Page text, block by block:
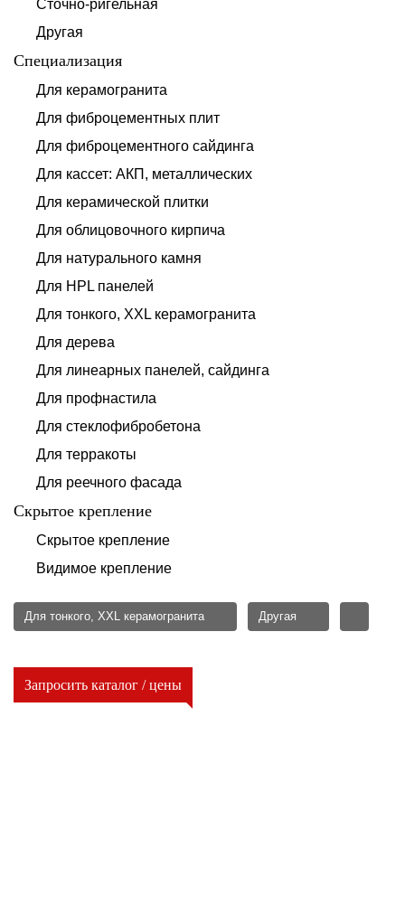
Сточно-ригельная
Другая
Специализация
Для керамогранита
Для фиброцементных плит
Для фиброцементного сайдинга
Для кассет: АКП, металлических
Для керамической плитки
Для облицовочного кирпича
Для натурального камня
Для HPL панелей
Для тонкого, XXL керамогранита
Для дерева
Для линеарных панелей, сайдинга
Для профнастила
Для стеклофибробетона
Для терракоты
Для реечного фасада
Скрытое крепление
Скрытое крепление
Видимое крепление
Для тонкого, XXL керамогранита Другая
Запросить каталог / цены